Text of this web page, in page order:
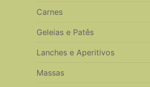
Carnes
Geleias e Patês
Lanches e Aperitivos
Massas